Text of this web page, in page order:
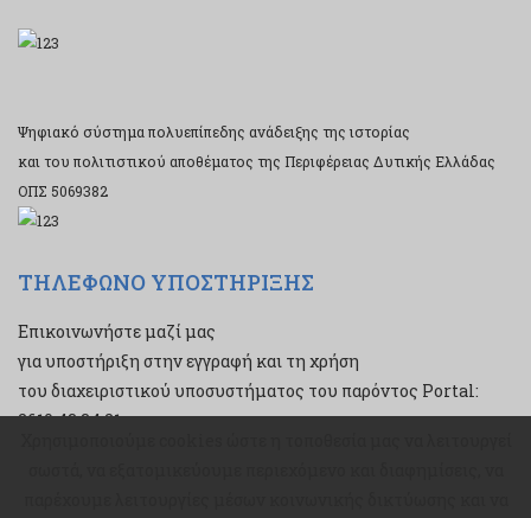
Ψηφιακό σύστημα πολυεπίπεδης ανάδειξης της ιστορίας
και του πολιτιστικού αποθέματος της Περιφέρειας Δυτικής Ελλάδας
ΟΠΣ 5069382
ΤΗΛΕΦΩΝΟ ΥΠΟΣΤΗΡΙΞΗΣ
Επικοινωνήστε μαζί μας
για υποστήριξη στην εγγραφή και τη χρήση
του διαχειριστικού υποσυστήματος του παρόντος Portal:
2610 43 34 21